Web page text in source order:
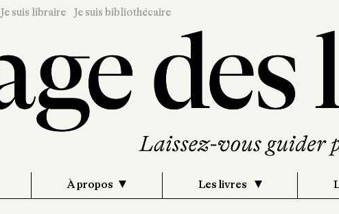
Je suis libraire Je suis bibliothécaire
À propos Les livres